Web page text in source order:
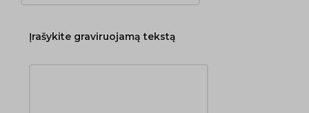
Įrašykite graviruojamą tekstą